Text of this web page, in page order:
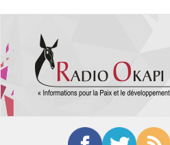
contenu
principal